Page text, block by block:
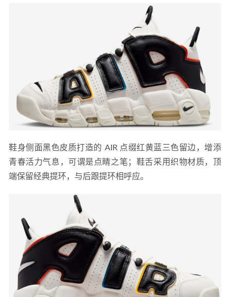
鞋身侧面黑色皮质打造的 AIR 点缀红黄蓝三色留边，增添
青春活力气息，可谓是点睛之笔；鞋舌采用织物材质，顶
端保留经典提环，与后跟提环相呼应。